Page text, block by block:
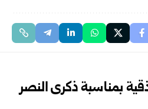
بمناسبة ذكرى النصر